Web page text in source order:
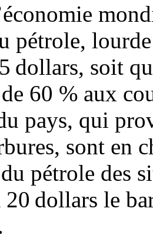
pétrole,
dollars, soit
60 % aux
pays, qui
sont en
pétrole des
20 dollars le